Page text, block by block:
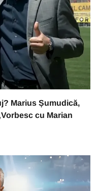
Marius Șumudică,
cu Marian